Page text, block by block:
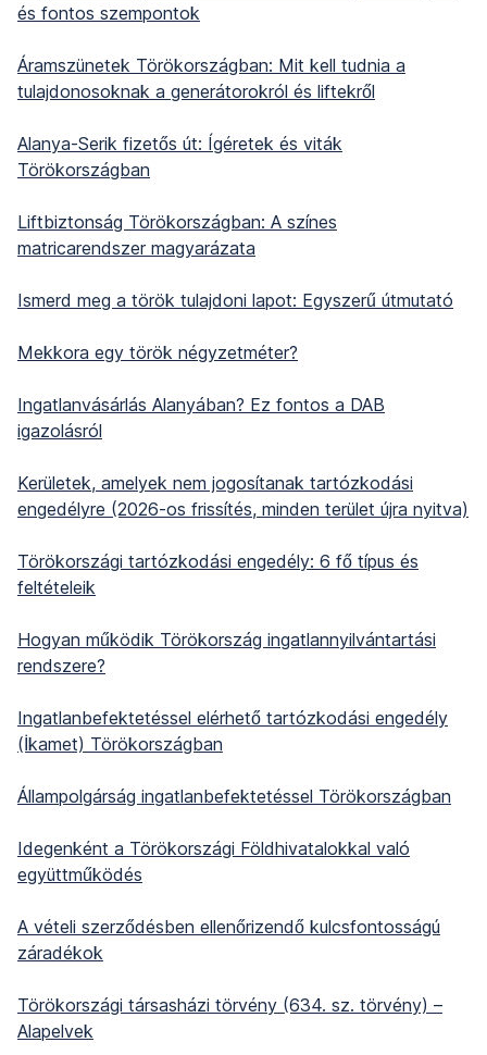
és fontos szempontok
Áramszünetek Törökországban: Mit kell tudnia a
tulajdonosoknak a generátorokról és liftekről
Alanya-Serik fizetős út: Ígéretek és viták
Törökországban
Liftbiztonság Törökországban: A színes
matricarendszer magyarázata
Ismerd meg a török tulajdoni lapot: Egyszerű útmutató
Mekkora egy török négyzetméter?
Ingatlanvásárlás Alanyában? Ez fontos a DAB
igazolásról
Kerületek, amelyek nem jogosítanak tartózkodási
engedélyre (2026-os frissítés, minden terület újra nyitva)
Törökországi tartózkodási engedély: 6 fő típus és
feltételeik
Hogyan működik Törökország ingatlannyilvántartási
rendszere?
Ingatlanbefektetéssel elérhető tartózkodási engedély
(İkamet) Törökországban
Állampolgárság ingatlanbefektetéssel Törökországban
Idegenként a Törökországi Földhivatalokkal való
együttműködés
A vételi szerződésben ellenőrizendő kulcsfontosságú
záradékok
Törökországi társasházi törvény (634. sz. törvény) –
Alapelvek